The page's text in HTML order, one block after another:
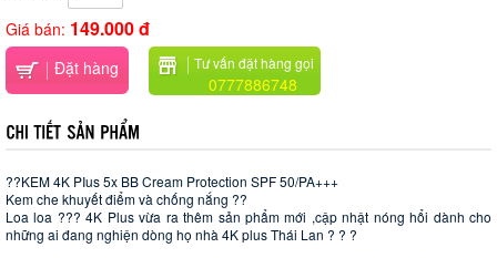
Giá bán: 149.000 đ
Đặt hàng Tư vấn đặt hàng gọi
0777886748
??KEM 4K PIus 5x BB Cream Protection SPF 50/PA+++
Kem che khuyết điểm và chống nắng ??
Loa loa ??? 4K Plus vừa ra thêm sản phẩm mới ,cập nhật nóng hổi dành cho
những ai đang nghiện dòng họ nhà 4K plus Thái Lan ? ? ?